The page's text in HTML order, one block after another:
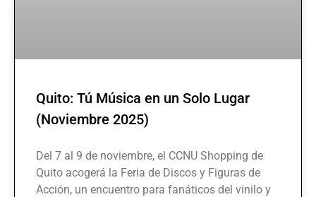
Quito: Tú Música en un Solo Lugar
(Noviembre 2025)
Del 7 al 9 de noviembre, el CCNU Shopping de
Quito acogerá la Feria de Discos y Figuras de
Acción, un encuentro para fanáticos del vinilo y